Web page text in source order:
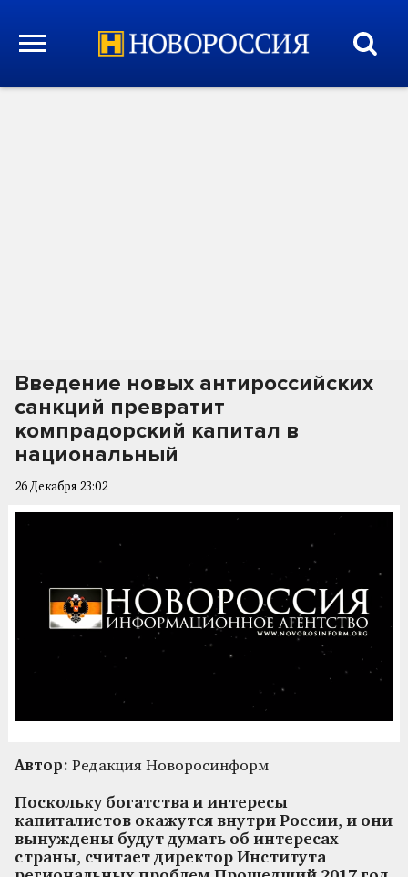
Введение новых антироссийских
санкций превратит
компрадорский капитал в
национальный
26 Декабря 23:02
Автор: Редакция Новоросинформ
Поскольку богатства и интересы
капиталистов окажутся внутри России, и они
вынуждены будут думать об интересах
страны, считает директор Института